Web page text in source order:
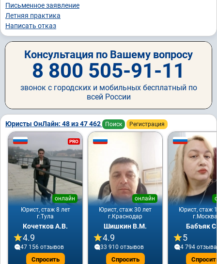
Письменное заявление
Летняя практика
Написать отказ
Консультация по Вашему вопросу
8 800 505-91-11
звонок с городских и мобильных бесплатный по
всей России
Юристы ОнЛайн: 48 из 47 462 Поиск Регистрация
PRO
Юрист, стаж 8 лет
онлайн
г.Тула
Кочетков А.В.
4.9
47 156 отзывов
Спросить
Юрист, стаж 30 лет
онлайн
г.Краснодар
Шишкин В.М.
4.9
33 910 отзывов
Спросить
Юрист, стаж
г.Москва
Бабъяк
5
4 794 отзывa